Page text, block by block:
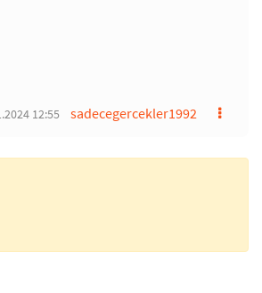
sadecegercekler1992
12:55